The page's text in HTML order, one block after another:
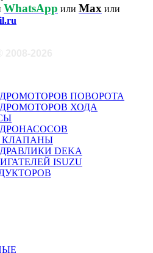
WhatsApp или Max или
ПОВОРОТА
ХОДА
КЛАПАНЫ
DEKA
ISUZU